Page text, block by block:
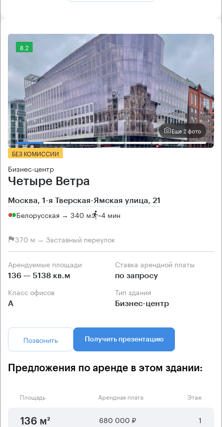
8.2
Еще 2 фото
БЕЗ КОМИССИИ
Бизнес-центр
Четыре Ветра
Москва, 1-я Тверская-Ямская улица, 21
Белорусская → 340 м ~4 мин
370 м → Заставный переулок
Арендуемые площади
136 — 5138 кв.м
Ставка арендной платы
по запросу
Класс офисов
А
Тип здания
Бизнес-центр
Позвонить Получить презентацию
Предложения по аренде в этом здании:
Площадь Арендная плата Этаж
136 м² 680 000 ₽ 1